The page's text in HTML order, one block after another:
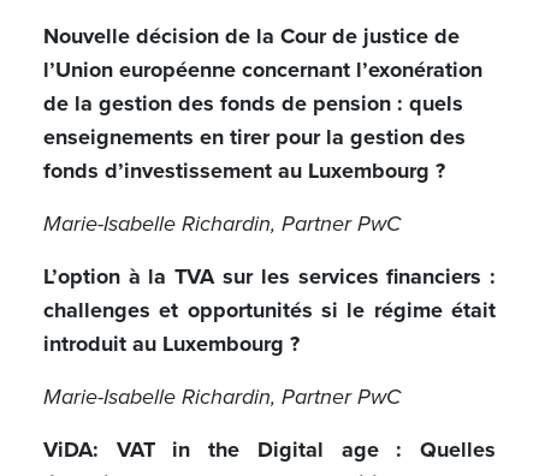
Nouvelle décision de la Cour de justice de
l’Union européenne concernant l’exonération
de la gestion des fonds de pension : quels
enseignements en tirer pour la gestion des
fonds d’investissement au Luxembourg ?
Marie-Isabelle Richardin, Partner PwC
L’option à la TVA sur les services financiers :
challenges et opportunités si le régime était
introduit au Luxembourg ?
Marie-Isabelle Richardin, Partner PwC
ViDA: VAT in the Digital age : Quelles